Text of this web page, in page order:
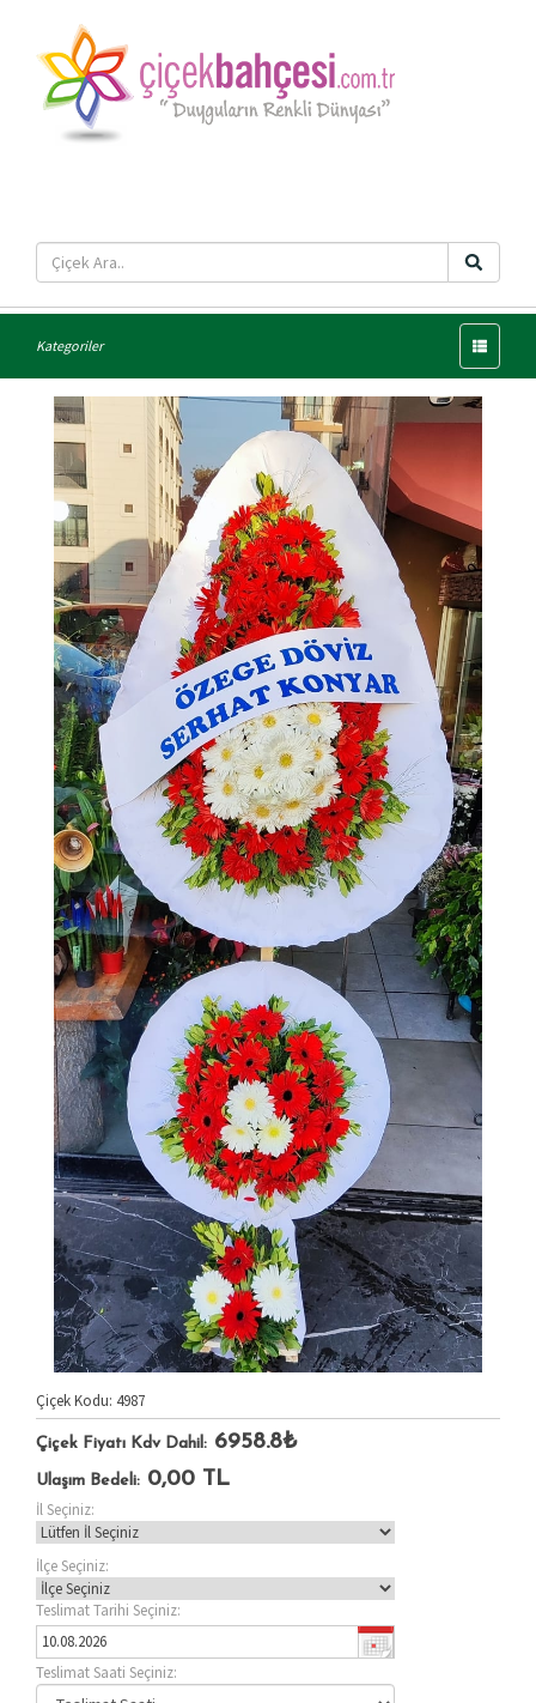
Menü
Kategoriler
Çiçek Kodu: 4987
Çiçek Fiyatı Kdv Dahil: 6958.8₺
Ulaşım Bedeli: 0,00 TL
İl Seçiniz:
İlçe Seçiniz:
Teslimat Tarihi Seçiniz:
Teslimat Saati Seçiniz: